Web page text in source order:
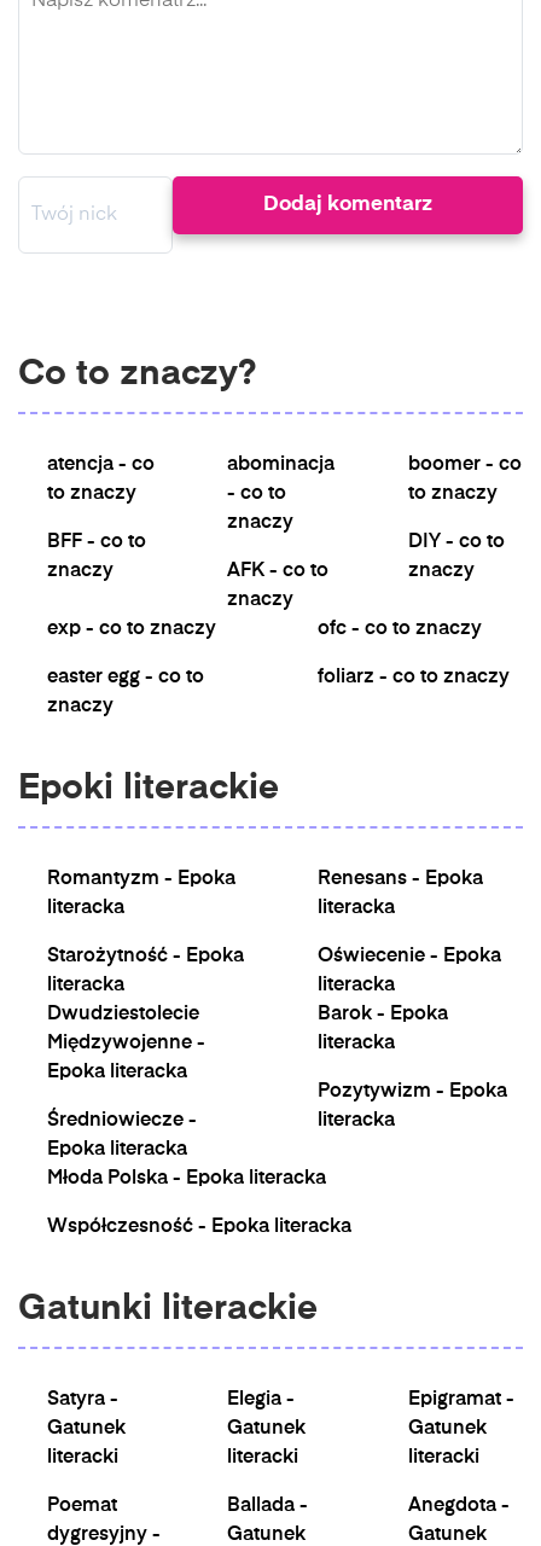
Co to znaczy?
atencja - co
to znaczy
BFF - co to
znaczy
abominacja
- co to
znaczy
AFK - co to
znaczy
boomer - co
to znaczy
DIY - co to
znaczy
exp - co to znaczy
easter egg - co to
znaczy
ofc - co to znaczy
foliarz - co to znaczy
Epoki literackie
Romantyzm - Epoka
literacka
Starożytność - Epoka
literacka
Renesans - Epoka
literacka
Oświecenie - Epoka
literacka
Dwudziestolecie
Międzywojenne -
Epoka literacka
Średniowiecze -
Epoka literacka
Barok - Epoka
literacka
Pozytywizm - Epoka
literacka
Młoda Polska - Epoka literacka
Współczesność - Epoka literacka
Gatunki literackie
Satyra -
Gatunek
literacki
Poemat
dygresyjny -
Elegia -
Gatunek
literacki
Ballada -
Gatunek
Epigramat -
Gatunek
literacki
Anegdota -
Gatunek